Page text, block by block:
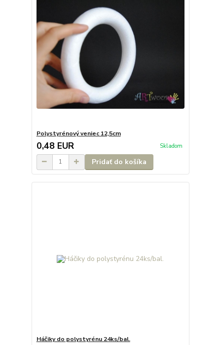
Polystyrénový veniec 12,5cm
0,48 EUR Skladom
Pridať do košíka
Háčiky do polystyrénu 24ks/bal.